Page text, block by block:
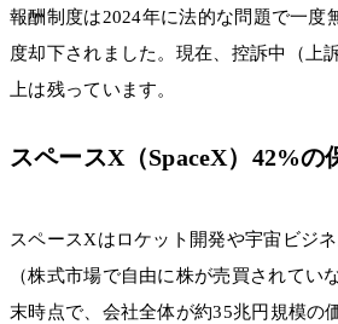
報酬制度は2024年に法的な問題で一度
度却下されました。現在、控訴中（上
上は残っています。
スペースX（SpaceX）42%の
スペースXはロケット開発や宇宙ビジ
（株式市場で自由に株が売買されてい
末時点で、会社全体が約35兆円規模の